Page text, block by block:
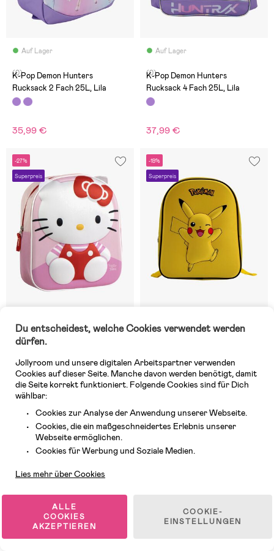
Auf Lager
(0)
K-Pop Demon Hunters
Rucksack 2 Fach 25L, Lila
35,99 €
Auf Lager
(0)
K-Pop Demon Hunters
Rucksack 4 Fach 25L, Lila
37,99 €
-27%
Superpreis
Auf Lager
10,99 €
UVP: 29,99 €
-19%
Superpreis
6 VERFÜGBAR
Pikachu
UVP: 40,99 €
Du entscheidest, welche Cookies verwendet werden
dürfen.
Jollyroom und unsere digitalen Arbeitspartner verwenden
Cookies auf dieser Seite. Manche davon werden benötigt, damit
die Seite korrekt funktioniert. Folgende Cookies sind für Dich
wählbar:
Cookies zur Analyse der Anwendung unserer Webseite.
Cookies, die ein maßgeschneidertes Erlebnis unserer
Webseite ermöglichen.
Cookies für Werbung und Soziale Medien.
Lies mehr über Cookies
ALLE
COOKIES
AKZEPTIEREN
COOKIE-
EINSTELLUNGEN